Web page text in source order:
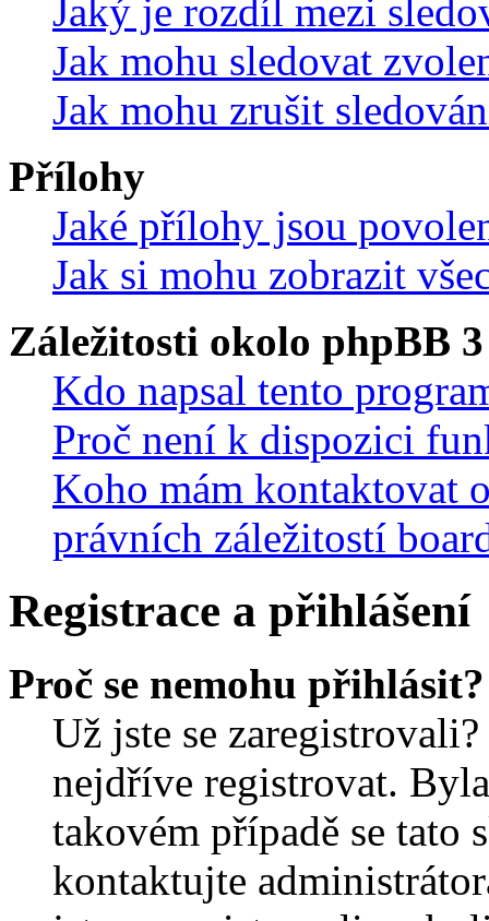
Jaký je rozdíl mezi
Jak mohu sledovat
Jak mohu zrušit
Přílohy
Jaké přílohy jsou
Jak si mohu zobrazit
Záležitosti okolo phpBB 3
Kdo napsal tento
Proč není k dispozici
Koho mám kontaktovat
právních záležitostí
Registrace a přihlášení
Proč se nemohu přihlásit?
Už jste se
nejdříve registrovat.
takovém případě se tato
kontaktujte